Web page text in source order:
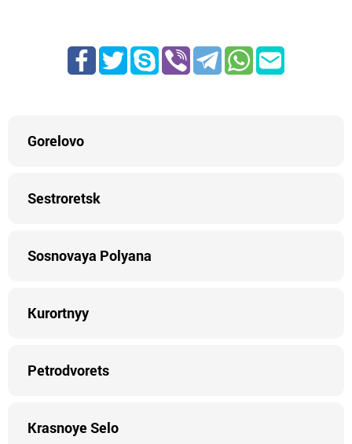
Gorelovo
Sestroretsk
Sosnovaya Polyana
Kurortnyy
Petrodvorets
Krasnoye Selo